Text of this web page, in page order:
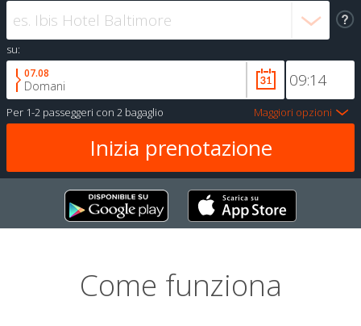
su:
07.08
Domani
Per 1-2 passeggeri con 2 bagaglio Maggiori opzioni
Come funziona